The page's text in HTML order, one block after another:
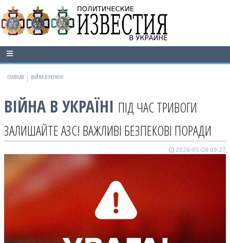
ГЛАВНАЯ ВІЙНА В УКРАЇНІ
ВІЙНА В УКРАЇНІ ПІД ЧАС ТРИВОГИ
ЗАЛИШАЙТЕ АЗС! ВАЖЛИВІ БЕЗПЕКОВІ ПОРАДИ
2026-05-08 09:27